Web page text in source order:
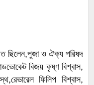
ছিলেন,পুজা ও ঐক্য পরিষদ
বিজয় কৃষ্ণ বিশ্বাস,
ফিলিপ বিশ্বাস,